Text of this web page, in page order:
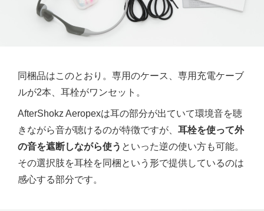
同梱品はこのとおり。専用のケース、専用充電ケーブ
ルが2本、耳栓がワンセット。
AfterShokz Aeropexは耳の部分が出ていて環境音を聴
きながら音が聴けるのが特徴ですが、 耳栓を使って外
の音を遮断しながら使う といった逆の使い方も可能。
その選択肢を耳栓を同梱という形で提供しているのは
感心する部分です。